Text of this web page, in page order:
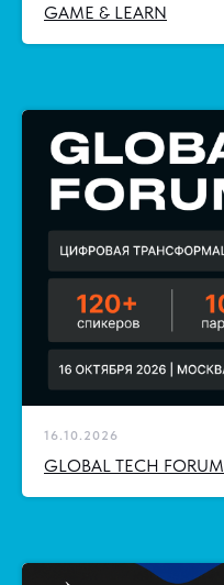
GAME & LEARN
16.10.2026
GLOBAL TECH FORUM